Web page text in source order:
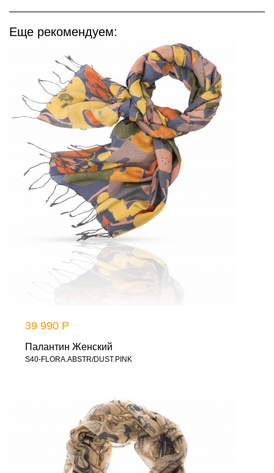
Еще рекомендуем:
39 990 Р
Палантин Женский
S40-FLORA.ABSTR/DUST.PINK